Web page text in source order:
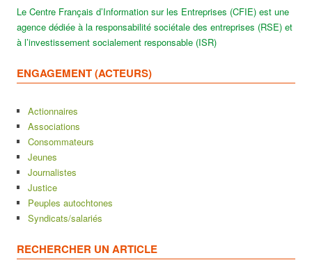
Le Centre Français d’Information sur les Entreprises (CFIE) est une
agence dédiée à la responsabilité sociétale des entreprises (RSE) et
à l’investissement socialement responsable (ISR)
ENGAGEMENT (ACTEURS)
Actionnaires
Associations
Consommateurs
Jeunes
Journalistes
Justice
Peuples autochtones
Syndicats/salariés
RECHERCHER UN ARTICLE